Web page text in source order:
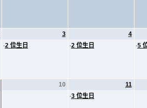
3
·2 位生日
4
·2 位生日 ·5
10
11
·3 位生日